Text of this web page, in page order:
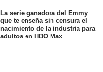
La serie ganadora del Emmy
que te enseña sin censura el
nacimiento de la industria para
adultos en HBO Max